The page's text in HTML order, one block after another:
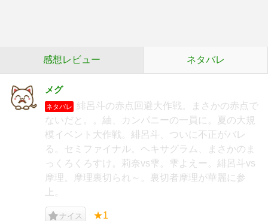
感想レビュー ネタバレ
メグ
ネタバレ
緋呂斗の赤点回避大作戦。まさかの赤点で
ないだと。。紬、カンパニーの一員に。夏の大規
模イベント大作戦。緋呂斗、ついに不正がバレ
る。セミファイナル。ヘキサグラム、まさかのま
っくろくろすけ。莉奈vs雫。雫よえー。緋呂斗vs
摩理。摩理裏切られ～。裏切者摩理が華麗に参
ナイス ★1